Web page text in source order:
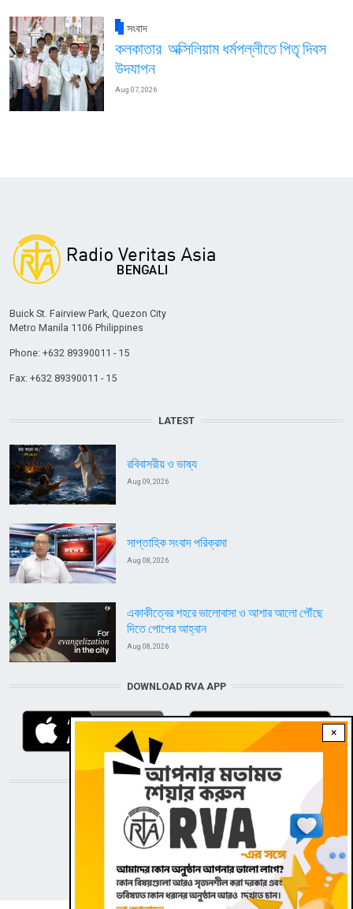
সংবাদ
কলকাতার অক্সিলিয়াম ধর্মপল্লীতে পিতৃ দিবস
উদযাপন
Aug 07, 2026
×
Buick St. Fairview Park, Quezon City
Metro Manila 1106 Philippines
Phone: +632 89390011 - 15
Fax: +632 89390011 - 15
LATEST
রবিবাসরীয় ও ভাষ্য
Aug 09, 2026
সাপ্তাহিক সংবাদ পরিক্রমা
Aug 08, 2026
একাকীত্বের শহরে ভালোবাসা ও আশার আলো পৌঁছে
দিতে পোপের আহ্বান
Aug 08, 2026
DOWNLOAD RVA APP
STAY CONNECTED WITH US!